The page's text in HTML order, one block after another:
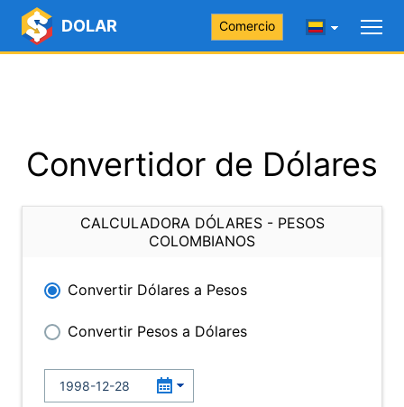
DOLAR Comercio
Convertidor de Dólares
CALCULADORA DÓLARES - PESOS
COLOMBIANOS
Convertir Dólares a Pesos
Convertir Pesos a Dólares